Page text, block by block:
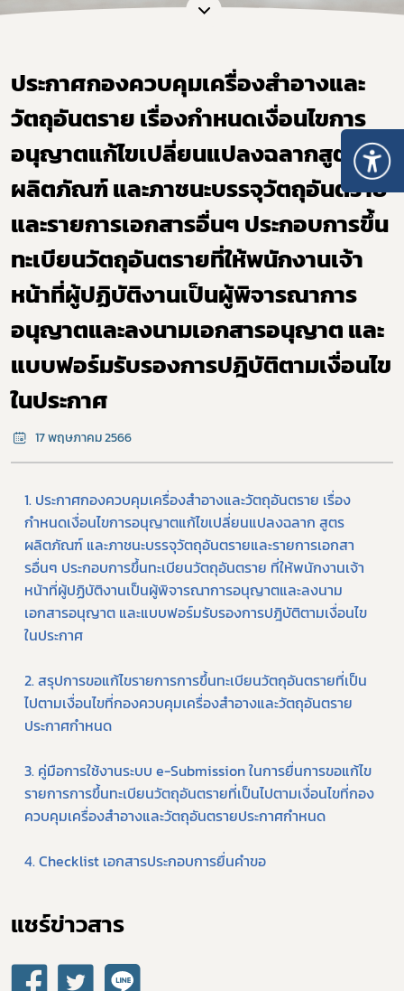
ประกาศกองควบคุมเครื่องสำอางและ
วัตถุอันตราย เรื่องกำหนดเงื่อนไขการ
อนุญาตแก้ไขเปลี่ยนแปลงฉลากสูตร
ผลิตภัณฑ์ และภาชนะบรรจุวัตถุอันตราย
และรายการเอกสารอื่นๆ ประกอบการขึ้น
ทะเบียนวัตถุอันตรายที่ให้พนักงานเจ้า
หน้าที่ผู้ปฏิบัติงานเป็นผู้พิจารณาการ
อนุญาตและลงนามเอกสารอนุญาต และ
แบบฟอร์มรับรองการปฎิบัติตามเงื่อนไข
ในประกาศ
17 พฤษภาคม 2566
1. ประกาศกองควบคุมเครื่องสำอางและวัตถุอันตราย เรื่อง
กำหนดเงื่อนไขการอนุญาตแก้ไขเปลี่ยนแปลงฉลาก สูตร
ผลิตภัณฑ์ และภาชนะบรรจุวัตถุอันตรายและรายการเอกสา
รอื่นๆ ประกอบการขึ้นทะเบียนวัตถุอันตราย ที่ให้พนักงานเจ้า
หน้าที่ผู้ปฏิบัติงานเป็นผู้พิจารณาการอนุญาตและลงนาม
เอกสารอนุญาต และแบบฟอร์มรับรองการปฎิบัติตามเงื่อนไข
ในประกาศ
2. สรุปการขอแก้ไขรายการการขึ้นทะเบียนวัตถุอันตรายที่เป็น
ไปตามเงื่อนไขที่กองควบคุมเครื่องสำอางและวัตถุอันตราย
ประกาศกำหนด
3. คู่มือการใช้งานระบบ e-Submission ในการยื่นการขอแก้ไข
รายการการขึ้นทะเบียนวัตถุอันตรายที่เป็นไปตามเงื่อนไขที่กอง
ควบคุมเครื่องสำอางและวัตถุอันตรายประกาศกำหนด
4. Checklist เอกสารประกอบการยื่นคำขอ
แชร์ข่าวสาร​
Subscribe
covid
ผู้ประกอบการณ์